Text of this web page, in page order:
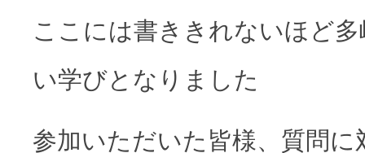
ここには書ききれないほど
い学びとなりました
参加いただいた皆様、質問